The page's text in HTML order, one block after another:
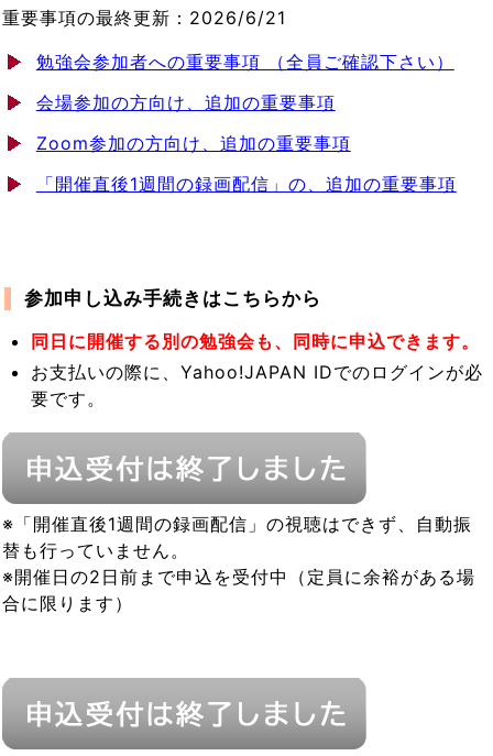
重要事項の最終更新：2026/6/21
勉強会参加者への重要事項 （全員ご確認下さい）
会場参加の方向け、追加の重要事項
Zoom参加の方向け、追加の重要事項
「開催直後1週間の録画配信」の、追加の重要事項
参加申し込み手続きはこちらから
同日に開催する別の勉強会も、同時に申込できます。
お支払いの際に、Yahoo!JAPAN IDでのログインが必
要です。
※「開催直後1週間の録画配信」の視聴はできず、自動振
替も行っていません。
※開催日の2日前まで申込を受付中（定員に余裕がある場
合に限ります）